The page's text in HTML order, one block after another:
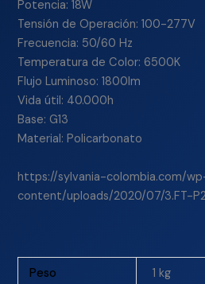
Potencia: 18W
Tensión de Operación: 100-277V
Frecuencia: 50/60 Hz
Temperatura de Color: 6500K
Flujo Luminoso: 1800lm
Vida útil: 40.000h
Base: G13
Material: Policarbonato
https://sylvania-colombia.com/
content/uploads/2020/07/3.FT-
Peso 1 kg